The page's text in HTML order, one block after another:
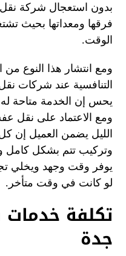
بدون استعجال شركة
فرقها ومعداتها بحيث
الوقت.
ومع انتشار هذا النوع
التنافسية عند شركات
يحس إن الخدمة متاحة له
ومع الاعتماد على
الليل يضمن العميل إن
وتركيب تتم بشكل كامل
يوفر وقت وجهد ويخلي
لو كانت في وقت متأخر.
تكلفة
جدة